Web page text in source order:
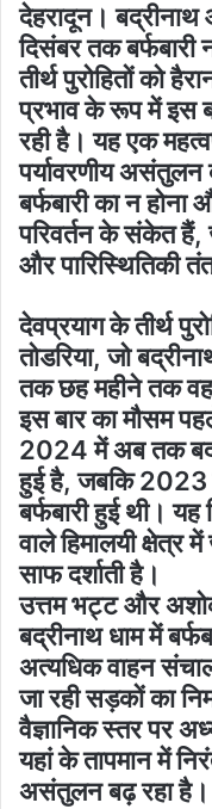
देहरादून। बद्रीनाथ
दिसंबर तक बर्फबारी
तीर्थ पुरोहितों को
प्रभाव के रूप में इस
रही है। यह एक
पर्यावरणीय असंतुलन
बर्फबारी का न होना
परिवर्तन के संकेत हैं,
और पारिस्थितिकी
देवप्रयाग के तीर्थ
तोडरिया, जो
तक छह महीने तक
इस बार का मौसम
2024 में अब तक
हुई है, जबकि 2023
बर्फबारी हुई थी।
वाले हिमालयी क्षेत्र
साफ दर्शाती है।
उत्तम भट्ट और
बद्रीनाथ धाम में
अत्यधिक वाहन
जा रही सड़कों का
वैज्ञानिक स्तर पर
यहां के तापमान में
असंतुलन बढ़ रहा है।